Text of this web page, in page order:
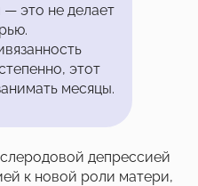
это не делает
этот
месяцы.
депрессией
к новой роли матери,